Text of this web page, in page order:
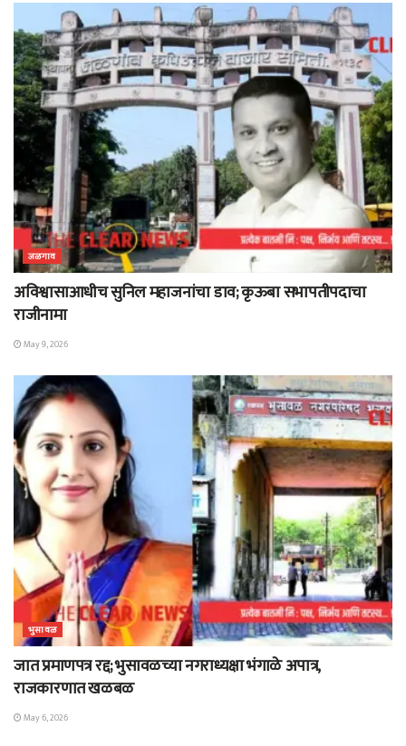
जळगाव
अविश्वासाआधीच सुनिल महाजनांचा डाव; कृऊबा सभापतीपदाचा
राजीनामा
May 9, 2026
भुसावळ
जात प्रमाणपत्र रद्द; भुसावळच्या नगराध्यक्षा भंगाळे अपात्र,
राजकारणात खळबळ
May 6, 2026